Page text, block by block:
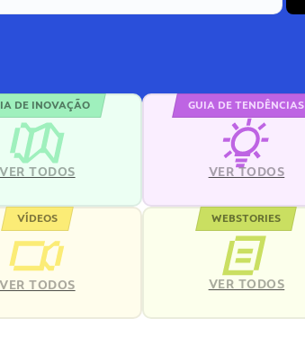
DE INOVAÇÃO
VER TODOS
GUIA DE TENDÊNCIAS
VER TODOS
VÍDEOS
VER TODOS
WEBSTORIES
VER TODOS